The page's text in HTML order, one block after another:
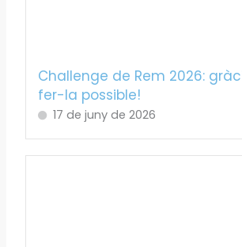
Challenge de Rem 2026:
fer-la possible!
17 de juny de 2026